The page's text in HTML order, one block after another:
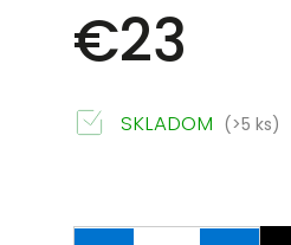
€23
SKLADOM (>5 ks)